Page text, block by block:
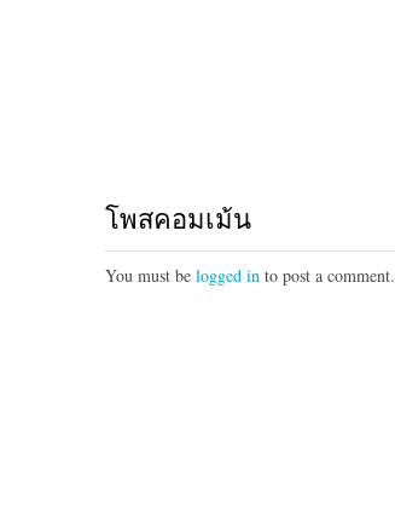
โพสคอมเม้น
You must be logged in to post a comment.